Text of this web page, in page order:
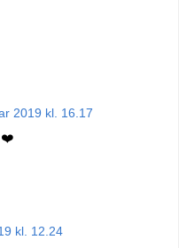
2019 kl. 16.17
❤️
kl. 12.24